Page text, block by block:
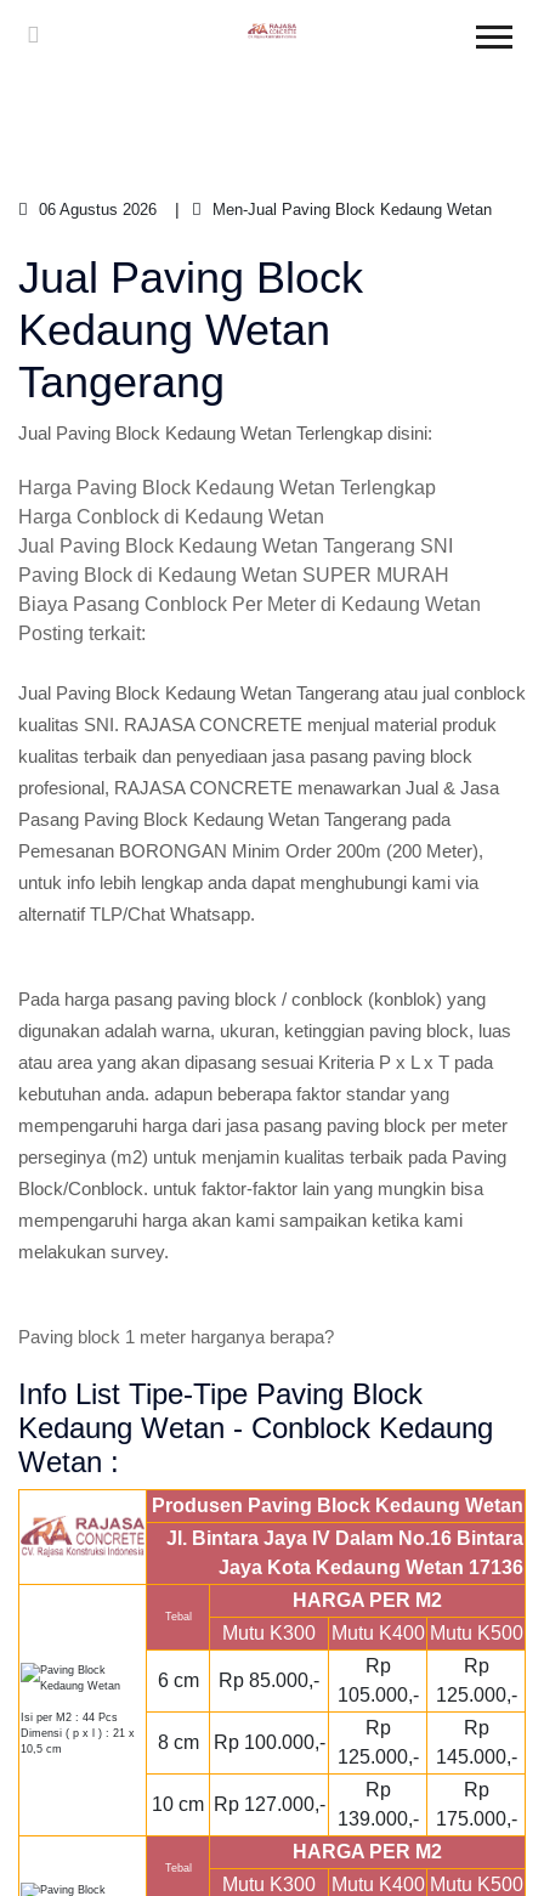
06 Agustus 2026 Men-Jual Paving Block Kedaung Wetan
Jual Paving Block
Kedaung Wetan
Tangerang
Jual Paving Block Kedaung Wetan Terlengkap disini:
Harga Paving Block Kedaung Wetan Terlengkap
Harga Conblock di Kedaung Wetan
Jual Paving Block Kedaung Wetan Tangerang SNI
Paving Block di Kedaung Wetan SUPER MURAH
Biaya Pasang Conblock Per Meter di Kedaung Wetan
Posting terkait:
Jual Paving Block Kedaung Wetan Tangerang atau jual conblock
kualitas SNI. RAJASA CONCRETE menjual material produk
kualitas terbaik dan penyediaan jasa pasang paving block
profesional, RAJASA CONCRETE menawarkan Jual & Jasa
Pasang Paving Block Kedaung Wetan Tangerang pada
Pemesanan BORONGAN Minim Order 200m (200 Meter),
untuk info lebih lengkap anda dapat menghubungi kami via
alternatif TLP/Chat Whatsapp.
Pada harga pasang paving block / conblock (konblok) yang
digunakan adalah warna, ukuran, ketinggian paving block, luas
atau area yang akan dipasang sesuai Kriteria P x L x T pada
kebutuhan anda. adapun beberapa faktor standar yang
mempengaruhi harga dari jasa pasang paving block per meter
perseginya (m2) untuk menjamin kualitas terbaik pada Paving
Block/Conblock. untuk faktor-faktor lain yang mungkin bisa
mempengaruhi harga akan kami sampaikan ketika kami
melakukan survey.
Paving block 1 meter harganya berapa?
Info List Tipe-Tipe Paving Block
Kedaung Wetan - Conblock Kedaung
Wetan :
Produsen Paving Block Kedaung Wetan
Jl. Bintara Jaya IV Dalam No.16 Bintara
Jaya Kota Kedaung Wetan 17136
Isi per M2 : 44 Pcs
Dimensi ( p x l ) : 21 x
10,5 cm
Tebal
HARGA PER M2
Mutu K300
Mutu K400 Mutu K500
6 cm Rp 85.000,-
Rp
105.000,-
Rp
125.000,-
8 cm Rp 100.000,-
Rp
125.000,-
Rp
145.000,-
10 cm Rp 127.000,-
Rp
139.000,-
Rp
175.000,-
Tebal
HARGA PER M2
Mutu K300
Mutu K400 Mutu K500